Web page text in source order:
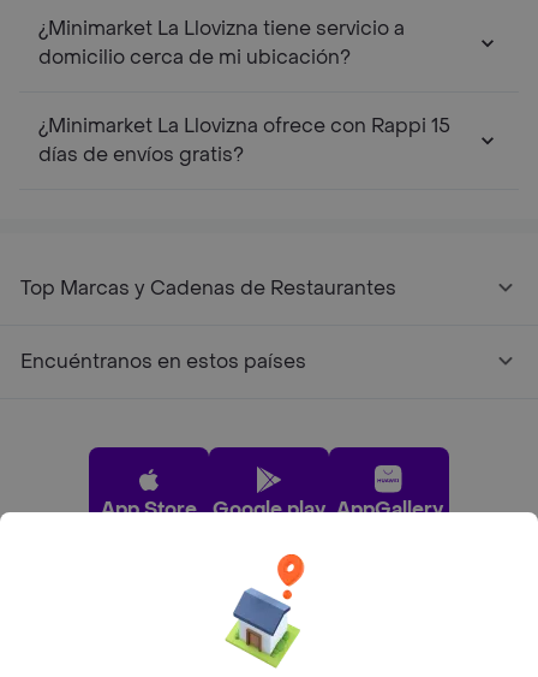
¿Minimarket La Llovizna tiene servicio a
domicilio cerca de mi ubicación?
¿Minimarket La Llovizna ofrece con Rappi 15
días de envíos gratis?
Top Marcas y Cadenas de Restaurantes
Encuéntranos en estos países
App Store Google play AppGallery
Pide tu comida favorita cerca de ti